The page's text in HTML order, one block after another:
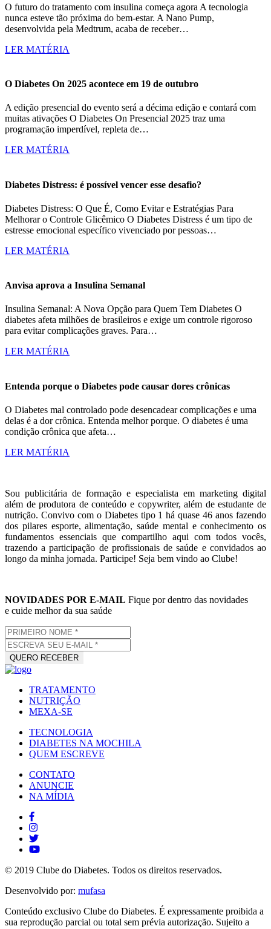
O futuro do tratamento com insulina começa agora A tecnologia
nunca esteve tão próxima do bem-estar. A Nano Pump,
desenvolvida pela Medtrum, acaba de receber…
LER MATÉRIA
O Diabetes On 2025 acontece em 19 de outubro
A edição presencial do evento será a décima edição e contará com
muitas ativações O Diabetes On Presencial 2025 traz uma
programação imperdível, repleta de…
LER MATÉRIA
Diabetes Distress: é possível vencer esse desafio?
Diabetes Distress: O Que É, Como Evitar e Estratégias Para
Melhorar o Controle Glicêmico O Diabetes Distress é um tipo de
estresse emocional específico vivenciado por pessoas…
LER MATÉRIA
Anvisa aprova a Insulina Semanal
Insulina Semanal: A Nova Opção para Quem Tem Diabetes O
diabetes afeta milhões de brasileiros e exige um controle rigoroso
para evitar complicações graves. Para…
LER MATÉRIA
Entenda porque o Diabetes pode causar dores crônicas
O Diabetes mal controlado pode desencadear complicações e uma
delas é a dor crônica. Entenda melhor porque. O diabetes é uma
condição crônica que afeta…
LER MATÉRIA
Sou publicitária de formação e especialista em marketing digital
além de produtora de conteúdo e copywriter, além de estudante de
nutrição. Convivo com o Diabetes tipo 1 há quase 46 anos fazendo
dos pilares esporte, alimentação, saúde mental e conhecimento os
fundamentos essenciais que compartilho aqui com todos vocês,
trazendo a participação de profissionais de saúde e convidados ao
longo da minha jornada. Participe! Seja bem vindo ao Clube!
NOVIDADES POR E-MAIL Fique por dentro das novidades
e cuide melhor da sua saúde
TRATAMENTO
NUTRIÇÃO
MEXA-SE
TECNOLOGIA
DIABETES NA MOCHILA
QUEM ESCREVE
CONTATO
ANUNCIE
NA MÍDIA
© 2019 Clube do Diabetes. Todos os direitos reservados.
Desenvolvido por: mufasa
Conteúdo exclusivo Clube do Diabetes. É expressamente proibida a
sua reprodução parcial ou total sem prévia autorização. Sujeito a